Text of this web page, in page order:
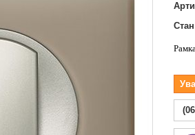
Legrand Valena Allure
Legrand Valena Classic
Legrand Valena Life